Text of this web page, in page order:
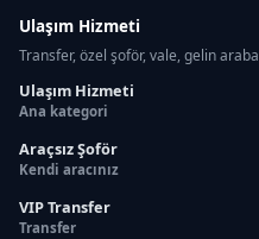
Ulaşım Hizmeti
Transfer, özel şoför, vale, gelin
Ulaşım Hizmeti
Ana kategori
Araçsız Şoför
Kendi aracınız
VIP Transfer
Transfer